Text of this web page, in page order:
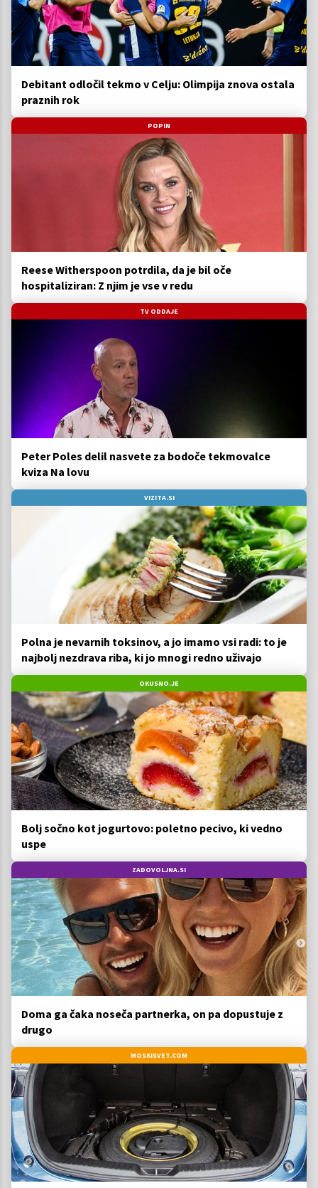
Debitant odločil tekmo v Celju: Olimpija znova ostala
praznih rok
POPIN
Reese Witherspoon potrdila, da je bil oče
hospitaliziran: Z njim je vse v redu
TV ODDAJE
Peter Poles delil nasvete za bodoče tekmovalce
kviza Na lovu
VIZITA.SI
Polna je nevarnih toksinov, a jo imamo vsi radi: to je
najbolj nezdrava riba, ki jo mnogi redno uživajo
OKUSNO.JE
Bolj sočno kot jogurtovo: poletno pecivo, ki vedno
uspe
ZADOVOLJNA.SI
Doma ga čaka noseča partnerka, on pa dopustuje z
drugo
MOSKISVET.COM